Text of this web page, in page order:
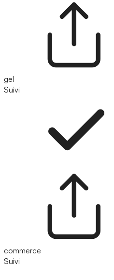
gel
Suivi
commerce
Suivi